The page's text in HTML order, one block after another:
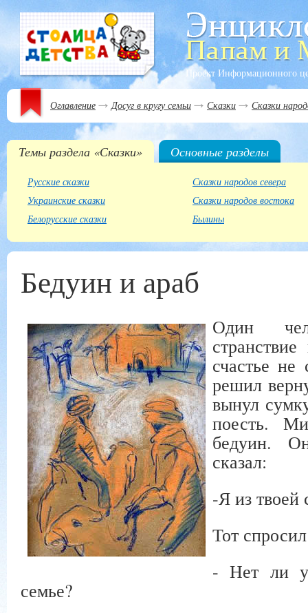
Проект Информационного
Оглавление Досуг в кругу семьи Сказки Сказки
Темы раздела «Сказки» Основные разделы
Русские сказки
Украинские сказки
Белорусские сказки
Сказки народов севера
Сказки народов востока
Былины
Бедуин и араб
Один
счастье не
решил
вынул
поесть.
бедуин.
сказал:
-Я из твоей
Тот
- Нет ли у
семье?